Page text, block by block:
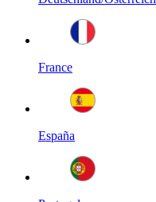
France
España